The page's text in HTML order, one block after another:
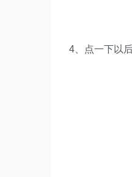
4、点一下以